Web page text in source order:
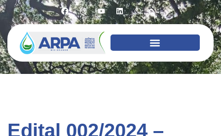
Edital 002/2024 –